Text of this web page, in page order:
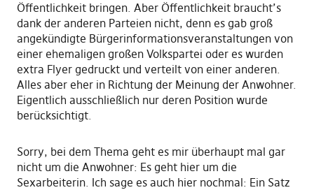
Öffentlichkeit bringen. Aber Öffentlichkeit braucht’s
dank der anderen Parteien nicht, denn es gab groß
angekündigte Bürgerinformationsveranstaltungen von
einer ehemaligen großen Volkspartei oder es wurden
extra Flyer gedruckt und verteilt von einer anderen.
Alles aber eher in Richtung der Meinung der Anwohner.
Eigentlich ausschließlich nur deren Position wurde
berücksichtigt.
Sorry, bei dem Thema geht es mir überhaupt mal gar
nicht um die Anwohner: Es geht hier um die
Sexarbeiterin. Ich sage es auch hier nochmal: Ein Satz